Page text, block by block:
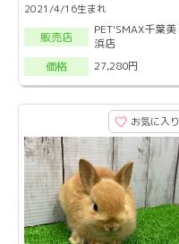
2021/4/16生まれ
販売店
PET'SMAX千葉美
浜店
価格
27,280円
お気に入り